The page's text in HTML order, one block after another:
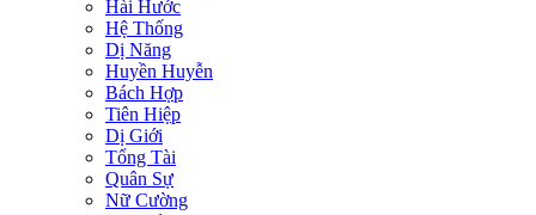
Hài Hước
Hệ Thống
Dị Năng
Huyền Huyễn
Bách Hợp
Tiên Hiệp
Dị Giới
Tổng Tài
Quân Sự
Nữ Cường